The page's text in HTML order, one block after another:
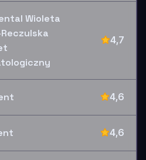
Wioleta
4,7
4,6
4,6